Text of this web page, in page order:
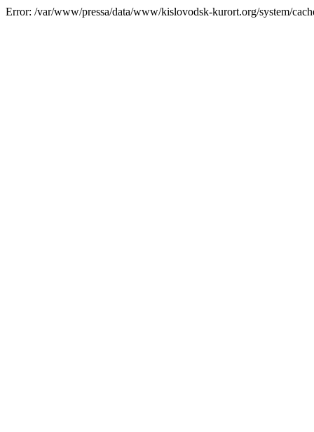
Error: /var/www/pressa/data/www/kislovodsk-kurort.org/system/